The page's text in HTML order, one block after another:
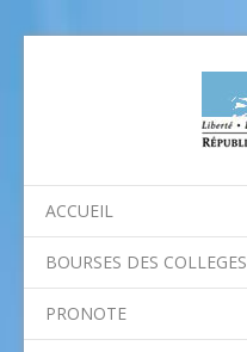
ACCUEIL
BOURSES DES COLLEGES
PRONOTE